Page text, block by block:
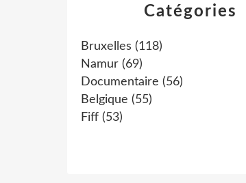
Catégories
Bruxelles (118)
Namur (69)
Documentaire (56)
Belgique (55)
Fiff (53)